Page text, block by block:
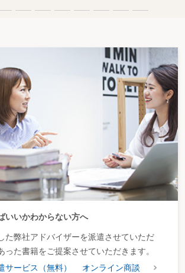
いいかわからない方へ
た弊社アドバイザーを派遣させていただ
った書籍をご提案させていただきます。
サービス（無料）
オンライン商談